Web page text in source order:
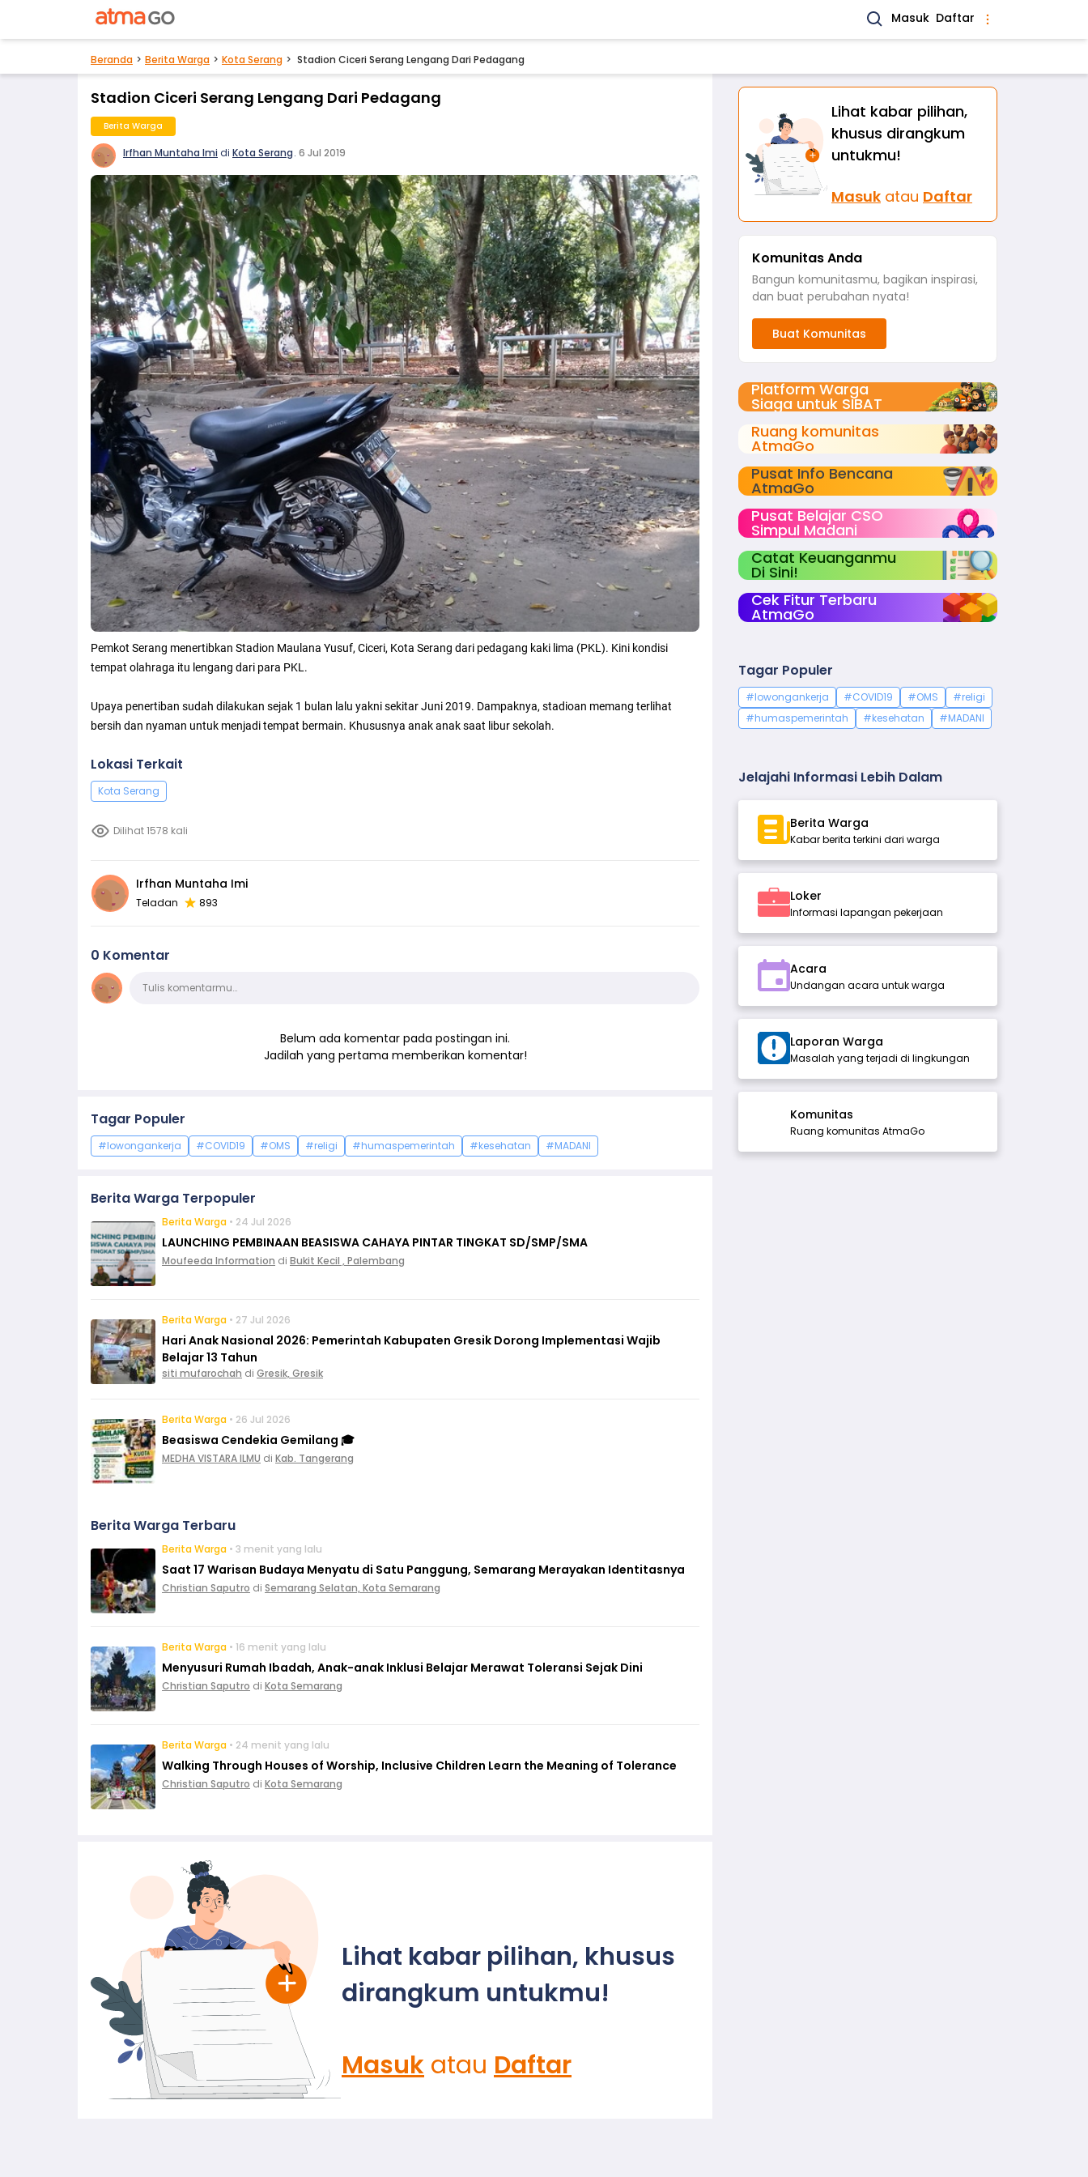
Masuk Daftar
Beranda Berita Warga Kota Serang Stadion Ciceri Serang Lengang Dari Pedagang
Stadion Ciceri Serang Lengang Dari Pedagang
Berita Warga
Irfhan Muntaha Imidi Kota Serang. 6 Jul 2019
Pemkot Serang menertibkan Stadion Maulana Yusuf, Ciceri, Kota Serang dari pedagang kaki lima (PKL). Kini kondisi
tempat olahraga itu lengang dari para PKL.
Upaya penertiban sudah dilakukan sejak 1 bulan lalu yakni sekitar Juni 2019. Dampaknya, stadioan memang terlihat
bersih dan nyaman untuk menjadi tempat bermain. Khususnya anak anak saat libur sekolah.
Lokasi Terkait
Kota Serang
Dilihat 1578 kali
Irfhan Muntaha Imi
Teladan 893
0 Komentar
KomentarTulis komentarmu…
Belum ada komentar pada postingan ini.
Jadilah yang pertama memberikan komentar!
Tagar Populer
#lowongankerja #COVID19 #OMS #religi #humaspemerintah #kesehatan #MADANI
Berita Warga Terpopuler
Berita Warga • 24 Jul 2026
LAUNCHING PEMBINAAN BEASISWA CAHAYA PINTAR TINGKAT SD/SMP/SMA
Moufeeda Information di Bukit Kecil , Palembang
Berita Warga • 27 Jul 2026
Hari Anak Nasional 2026: Pemerintah Kabupaten Gresik Dorong Implementasi Wajib
Belajar 13 Tahun
siti mufarochah di Gresik, Gresik
Berita Warga • 26 Jul 2026
Beasiswa Cendekia Gemilang 🎓
MEDHA VISTARA ILMU di Kab. Tangerang
Berita Warga Terbaru
Berita Warga • 3 menit yang lalu
Saat 17 Warisan Budaya Menyatu di Satu Panggung, Semarang Merayakan Identitasnya
Christian Saputro di Semarang Selatan, Kota Semarang
Berita Warga • 16 menit yang lalu
Menyusuri Rumah Ibadah, Anak-anak Inklusi Belajar Merawat Toleransi Sejak Dini
Christian Saputro di Kota Semarang
Berita Warga • 24 menit yang lalu
Walking Through Houses of Worship, Inclusive Children Learn the Meaning of Tolerance
Christian Saputro di Kota Semarang
Lihat kabar pilihan, khusus
dirangkum untukmu!
Masuk atau Daftar
Lihat kabar pilihan,
khusus dirangkum
untukmu!
Masuk atau Daftar
Komunitas Anda
Bangun komunitasmu, bagikan inspirasi,
dan buat perubahan nyata!
Buat Komunitas
Platform Warga
Siaga untuk SIBAT
Ruang komunitas
AtmaGo
Pusat Info Bencana
AtmaGo
Pusat Belajar CSO
Simpul Madani
Catat Keuanganmu
Di Sini!
Cek Fitur Terbaru
AtmaGo
Tagar Populer
#lowongankerja #COVID19 #OMS
#religi
#humaspemerintah
#kesehatan #MADANI
Jelajahi Informasi Lebih Dalam
Berita Warga
Kabar berita terkini dari warga
Loker
Informasi lapangan pekerjaan
Acara
Undangan acara untuk warga
Laporan Warga
Masalah yang terjadi di lingkungan
Komunitas
Ruang komunitas AtmaGo